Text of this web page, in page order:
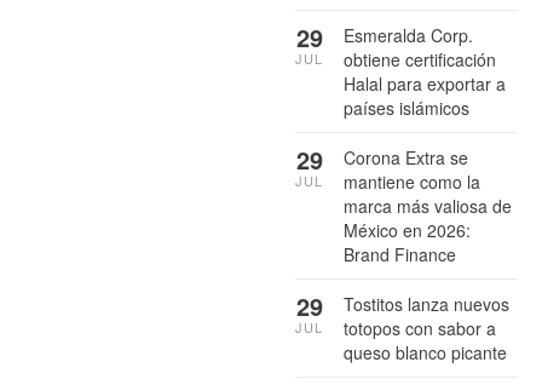
Esmeralda Corp.
obtiene certificación
Halal para exportar a
países islámicos
29
JUL
Corona Extra se
mantiene como la
marca más valiosa de
México en 2026:
Brand Finance
29
JUL
Tostitos lanza nuevos
totopos con sabor a
queso blanco picante
29
JUL